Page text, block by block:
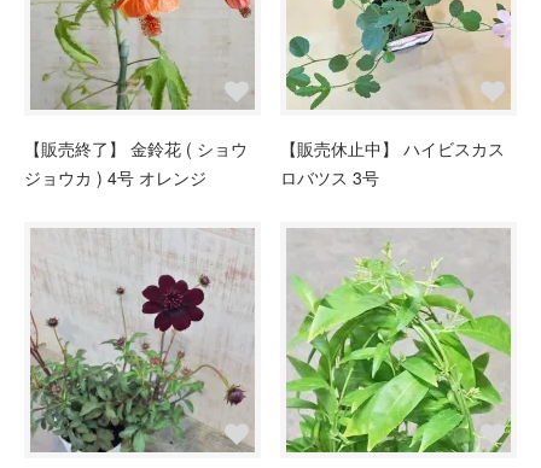
【販売終了】 金鈴花 ( ショウ
ジョウカ ) 4号 オレンジ
【販売休止中】 ハイビスカス
ロバツス 3号